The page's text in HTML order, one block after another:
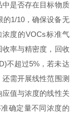
是否存在目标物质
1/10，确保设备无
度的VOCs标准气
率与精密度，回收
不超过5%，若未达
需开展线性范围测
值与浓度的线性关
确定量不同浓度的